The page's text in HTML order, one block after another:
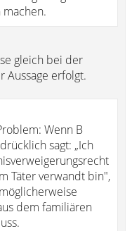
gleich bei der
Aussage erfolgt.
Wenn B
sagt: „Ich
Täter verwandt bin",
dem familiären